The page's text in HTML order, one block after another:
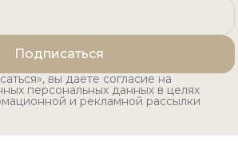
Подписаться
вы даете согласие на
персональных данных в целях
и рекламной рассылки